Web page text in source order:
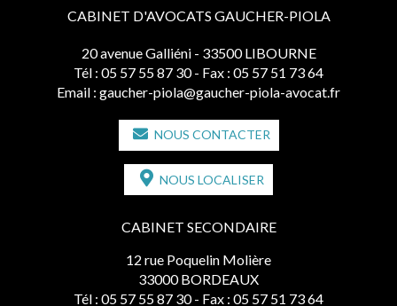
CABINET D'AVOCATS GAUCHER-PIOLA
20 avenue Galliéni - 33500 LIBOURNE
Tél : 05 57 55 87 30 - Fax : 05 57 51 73 64
Email : gaucher-piola@gaucher-piola-avocat.fr
NOUS CONTACTER
NOUS LOCALISER
CABINET SECONDAIRE
12 rue Poquelin Molière
33000 BORDEAUX
Tél : 05 57 55 87 30 - Fax : 05 57 51 73 64